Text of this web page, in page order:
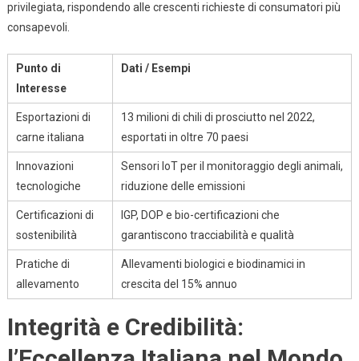
privilegiata, rispondendo alle crescenti richieste di consumatori più
consapevoli.
Punto di
Interesse
Dati / Esempi
Esportazioni di
carne italiana
13 milioni di chili di prosciutto nel 2022,
esportati in oltre 70 paesi
Innovazioni
tecnologiche
Sensori IoT per il monitoraggio degli animali,
riduzione delle emissioni
Certificazioni di
sostenibilità
IGP, DOP e bio-certificazioni che
garantiscono tracciabilità e qualità
Pratiche di
allevamento
Allevamenti biologici e biodinamici in
crescita del 15% annuo
Integrità e Credibilità: